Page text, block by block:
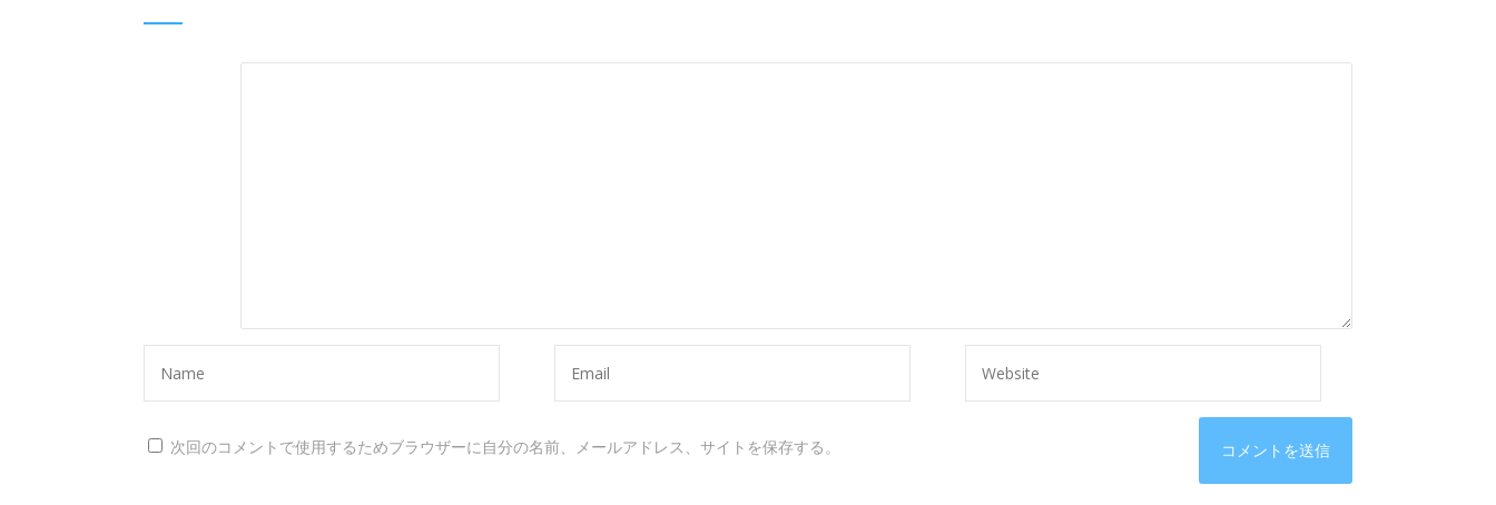
次回のコメントで使用するためブラウザーに自分の名前、メールアドレス、サイトを保存する。